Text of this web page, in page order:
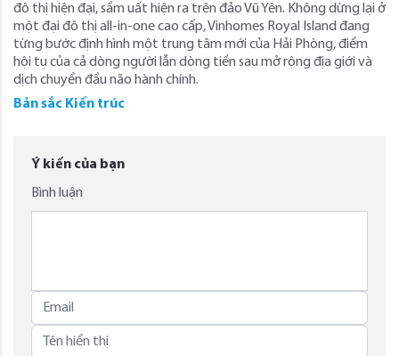
đô thị hiện đại, sầm uất hiện ra trên đảo Vũ Yên. Không dừng lại ở
một đại đô thị all-in-one cao cấp, Vinhomes Royal Island đang
từng bước định hình một trung tâm mới của Hải Phòng, điểm
hội tụ của cả dòng người lẫn dòng tiền sau mở rộng địa giới và
dịch chuyển đầu não hành chính.
Bản sắc Kiến trúc
Ý kiến của bạn
Bình luận